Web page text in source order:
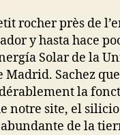
rocher près de
y hasta hace
Solar de la
Madrid. Sachez
la
notre site, el
de la